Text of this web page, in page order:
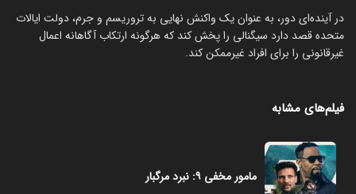
در آینده‌ای دور، به عنوان یک واکنش نهایی به تروریسم و جرم، دولت ایالات
متحده قصد دارد سیگنالی را پخش کند که هرگونه ارتکاب آگاهانه اعمال
غیرقانونی را برای افراد غیرممکن کند.
فیلم‌های مشابه
مامور مخفی ۹: نبرد مرگبار